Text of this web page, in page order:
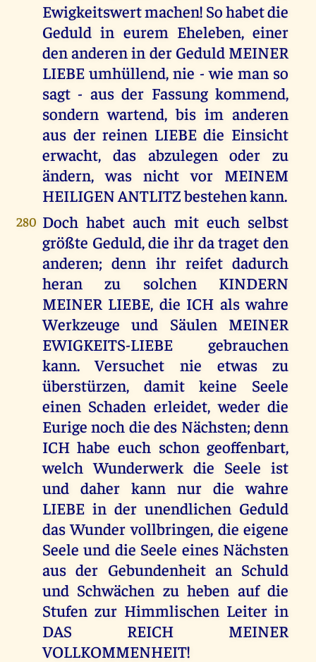
Ewigkeitswert machen! So habet die
Geduld in eurem Eheleben, einer
den anderen in der Geduld MEINER
LIEBE umhüllend, nie - wie man so
sagt - aus der Fassung kommend,
sondern wartend, bis im anderen
aus der reinen LIEBE die Einsicht
erwacht, das abzulegen oder zu
ändern, was nicht vor MEINEM
HEILIGEN ANTLITZ bestehen kann.
280 Doch habet auch mit euch selbst
größte Geduld, die ihr da traget den
anderen; denn ihr reifet dadurch
heran zu solchen KINDERN
MEINER LIEBE, die ICH als wahre
Werkzeuge und Säulen MEINER
EWIGKEITS-LIEBE gebrauchen
kann. Versuchet nie etwas zu
überstürzen, damit keine Seele
einen Schaden erleidet, weder die
Eurige noch die des Nächsten; denn
ICH habe euch schon geoffenbart,
welch Wunderwerk die Seele ist
und daher kann nur die wahre
LIEBE in der unendlichen Geduld
das Wunder vollbringen, die eigene
Seele und die Seele eines Nächsten
aus der Gebundenheit an Schuld
und Schwächen zu heben auf die
Stufen zur Himmlischen Leiter in
DAS REICH MEINER
VOLLKOMMENHEIT!